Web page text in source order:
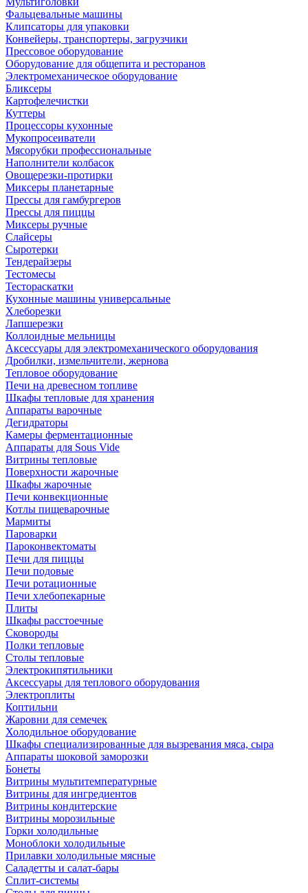
Фальцевальные машины
Клипсаторы для упаковки
Конвейеры, транспортеры, загрузчики
Прессовое оборудование
Оборудование для общепита и ресторанов
Электромеханическое оборудование
Бликсеры
Картофелечистки
Куттеры
Процессоры кухонные
Мукопросеиватели
Мясорубки профессиональные
Наполнители колбасок
Овощерезки-протирки
Миксеры планетарные
Прессы для гамбургеров
Прессы для пиццы
Миксеры ручные
Слайсеры
Сыротерки
Тендерайзеры
Тестомесы
Тестораскатки
Кухонные машины универсальные
Хлеборезки
Лапшерезки
Коллоидные мельницы
Аксессуары для электромеханического оборудования
Дробилки, измельчители, жернова
Тепловое оборудование
Печи на древесном топливе
Шкафы тепловые для хранения
Аппараты варочные
Дегидраторы
Камеры ферментационные
Аппараты для Sous Vide
Витрины тепловые
Поверхности жарочные
Шкафы жарочные
Печи конвекционные
Котлы пищеварочные
Мармиты
Пароварки
Пароконвектоматы
Печи для пиццы
Печи подовые
Печи ротационные
Печи хлебопекарные
Плиты
Шкафы расстоечные
Сковороды
Полки тепловые
Столы тепловые
Электрокипятильники
Аксессуары для теплового оборудования
Электроплиты
Коптильни
Жаровни для семечек
Холодильное оборудование
Шкафы специализированные для вызревания мяса, сыра
Аппараты шоковой заморозки
Бонеты
Витрины мультитемпературные
Витрины для ингредиентов
Витрины кондитерские
Витрины морозильные
Горки холодильные
Моноблоки холодильные
Прилавки холодильные мясные
Саладетты и салат-бары
Сплит-системы